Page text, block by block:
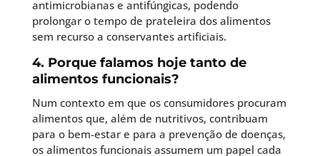
antimicrobianas e antifúngicas, podendo
prolongar o tempo de prateleira dos alimentos
sem recurso a conservantes artificiais.
4. Porque falamos hoje tanto de
alimentos funcionais?
Num contexto em que os consumidores procuram
alimentos que, além de nutritivos, contribuam
para o bem-estar e para a prevenção de doenças,
os alimentos funcionais assumem um papel cada